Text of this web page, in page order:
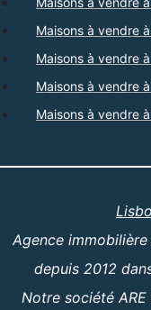
Maisons à vendre
Maisons à vendre
Maisons à vendre
Maisons à vendre
Agence
depuis 2012
Notre société